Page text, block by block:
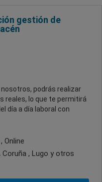
gestión de
nosotros, podrás realizar
reales, lo que te permitirá
día a día laboral con
Online
, Lugo y otros